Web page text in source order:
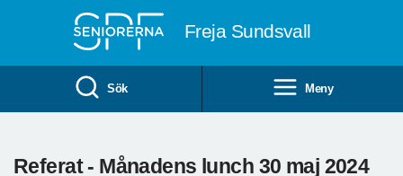
Freja Sundsvall
Sök Meny
Referat - Månadens lunch 30 maj 2024